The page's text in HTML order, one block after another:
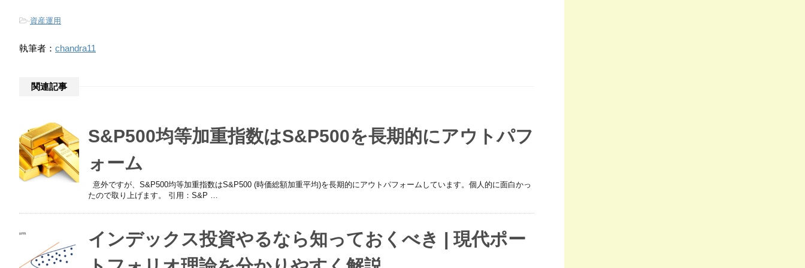
-資産運用
執筆者： chandra11
関連記事
S&P500均等加重指数はS&P500を長期的にアウトパフ
ォーム
意外ですが、S&P500均等加重指数はS&P500 (時価総額加重平均)を長期的にアウトパフォームしています。個人的に面白かっ
たので取り上げます。 引用：S&P …
インデックス投資やるなら知っておくべき | 現代ポー